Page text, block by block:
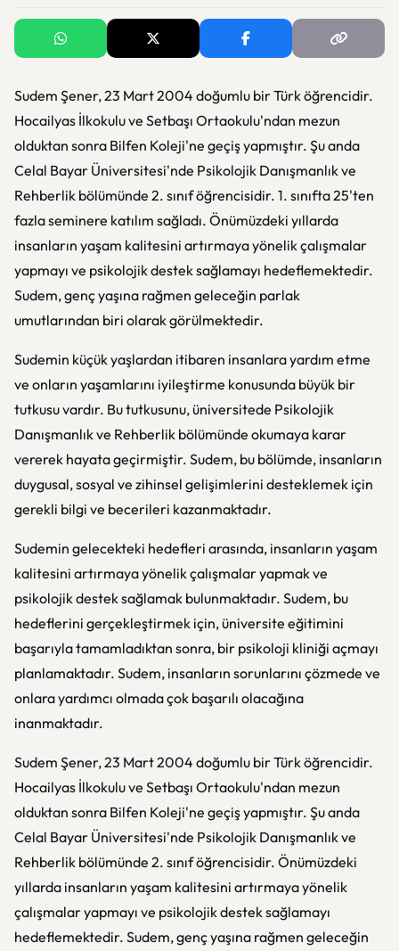
Sudem Şener, 23 Mart 2004 doğumlu bir Türk öğrencidir.
Hocailyas İlkokulu ve Setbaşı Ortaokulu'ndan mezun
olduktan sonra Bilfen Koleji'ne geçiş yapmıştır. Şu anda
Celal Bayar Üniversitesi'nde Psikolojik Danışmanlık ve
Rehberlik bölümünde 2. sınıf öğrencisidir. 1. sınıfta 25'ten
fazla seminere katılım sağladı. Önümüzdeki yıllarda
insanların yaşam kalitesini artırmaya yönelik çalışmalar
yapmayı ve psikolojik destek sağlamayı hedeflemektedir.
Sudem, genç yaşına rağmen geleceğin parlak
umutlarından biri olarak görülmektedir.
Sudemin küçük yaşlardan itibaren insanlara yardım etme
ve onların yaşamlarını iyileştirme konusunda büyük bir
tutkusu vardır. Bu tutkusunu, üniversitede Psikolojik
Danışmanlık ve Rehberlik bölümünde okumaya karar
vererek hayata geçirmiştir. Sudem, bu bölümde, insanların
duygusal, sosyal ve zihinsel gelişimlerini desteklemek için
gerekli bilgi ve becerileri kazanmaktadır.
Sudemin gelecekteki hedefleri arasında, insanların yaşam
kalitesini artırmaya yönelik çalışmalar yapmak ve
psikolojik destek sağlamak bulunmaktadır. Sudem, bu
hedeflerini gerçekleştirmek için, üniversite eğitimini
başarıyla tamamladıktan sonra, bir psikoloji kliniği açmayı
planlamaktadır. Sudem, insanların sorunlarını çözmede ve
onlara yardımcı olmada çok başarılı olacağına
inanmaktadır.
Sudem Şener, 23 Mart 2004 doğumlu bir Türk öğrencidir.
Hocailyas İlkokulu ve Setbaşı Ortaokulu'ndan mezun
olduktan sonra Bilfen Koleji'ne geçiş yapmıştır. Şu anda
Celal Bayar Üniversitesi'nde Psikolojik Danışmanlık ve
Rehberlik bölümünde 2. sınıf öğrencisidir. Önümüzdeki
yıllarda insanların yaşam kalitesini artırmaya yönelik
çalışmalar yapmayı ve psikolojik destek sağlamayı
hedeflemektedir. Sudem, genç yaşına rağmen geleceğin